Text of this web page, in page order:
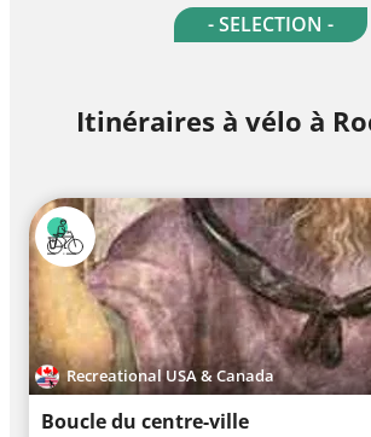
- SELECTION -
Itinéraires à vélo à
Recreational USA & Canada
Boucle du centre-ville